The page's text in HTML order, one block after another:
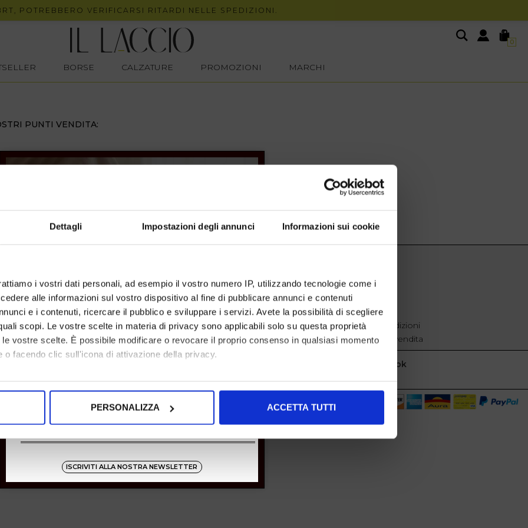
Dettagli Impostazioni degli annunci Informazioni sui cookie
i vostri dati personali, ad esempio il vostro numero IP, utilizzando tecnologie come i
alle informazioni sul vostro dispositivo al fine di pubblicare annunci e contenuti
e i contenuti, ricercare il pubblico e sviluppare i servizi. Avete la possibilità di scegliere
scopi. Le vostre scelte in materia di privacy sono applicabili solo su questa proprietà
vostre scelte. È possibile modificare o revocare il proprio consenso in qualsiasi momento
o facendo clic sull'icona di attivazione della privacy.
anche:
scansionandolo attivamente alla ricerca di caratteristiche specifiche (impronte
elaborati i tuoi dati personali e imposta le tue preferenze nella
PERSONALIZZA ACCETTA TUTTI
VERIFICARSI RITARDI NELLE SPEDIZIONI.
0
BORSE CALZATURE PROMOZIONI MARCHI
PUNTI VENDITA:
SHOPPING
Resi
Pagamenti
Spedizione
EXTRA
cookie policy
Privacy
Termini e condizioni
Condizioni di vendita
Facebook
ISCRIVITI ALLA NOSTRA NEWSLETTER